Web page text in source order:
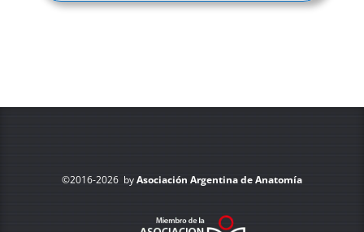
©2016-2026 byAsociación Argentina de Anatomía